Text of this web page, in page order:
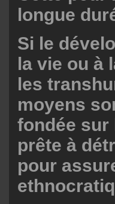
longue
Si le
la vie ou
les
moyens
fondée sur
prête à
pour